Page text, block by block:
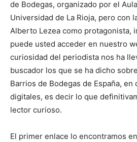
de Bodegas, organizado por el
Universidad de La Rioja, pero con
Alberto Lezea como protagonista,
puede usted acceder en nuestro
curiosidad del periodista nos ha
buscador los que se ha dicho
Barrios de Bodegas de España,
digitales, es decir lo que
lector curioso.
El primer enlace lo encontramos